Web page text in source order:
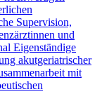
Supervision,
und
Eigenständige
akutgeriatrischer
mit